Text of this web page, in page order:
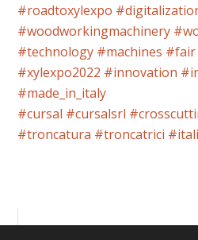
#roadtoxylexpo
#woodworkingmachinery
#technology #machines #fair
#xylexpo2022 #innovation
#made_in_italy
#cursal #cursalsrl
#troncatura #troncatrici